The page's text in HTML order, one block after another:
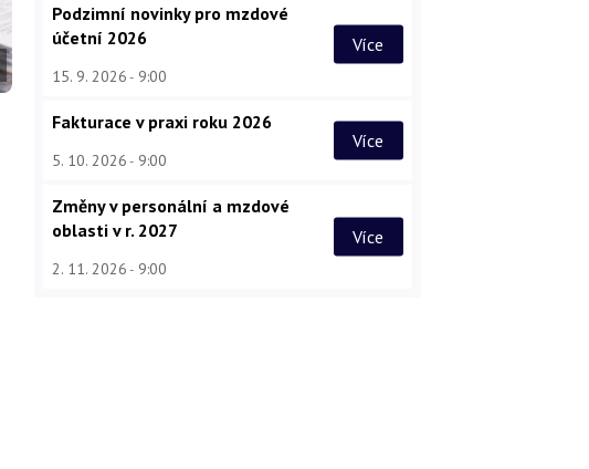
Podzimní novinky pro mzdové
účetní 2026
15. 9. 2026 9:00
Více
Fakturace v praxi roku 2026
5. 10. 2026 9:00
Více
Změny v personální a mzdové
oblasti v r. 2027
2. 11. 2026 9:00
Více